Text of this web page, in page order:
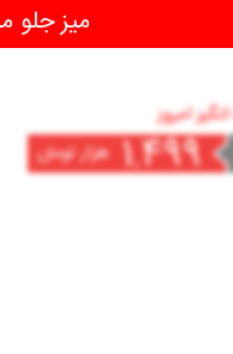
میز جلو
امروز
1.499 هزار تومان